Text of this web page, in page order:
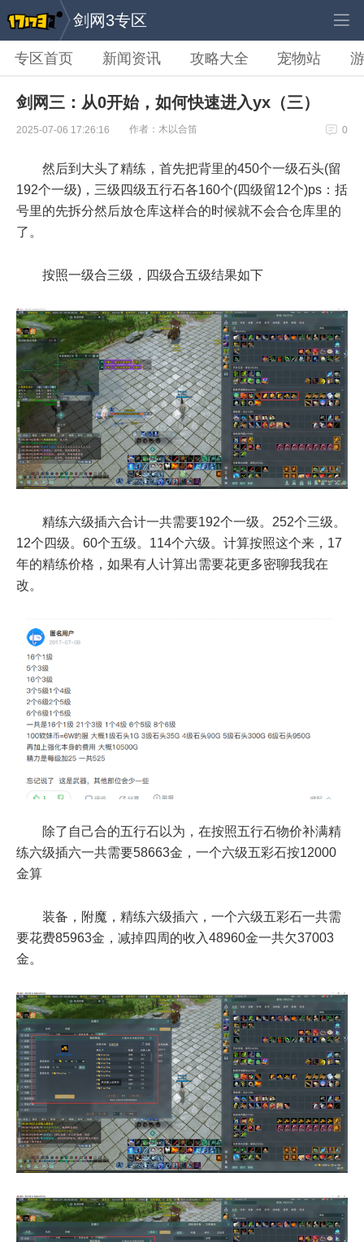
剑网3专区
专区首页 新闻资讯 攻略大全 宠物站
剑网三：从0开始，如何快速进入yx（三）
2025-07-06 17:26:16 作者：木以合笛 0
然后到大头了精练，首先把背里的450个一级石头(留
192个一级)，三级四级五行石各160个(四级留12个)ps：括
号里的先拆分然后放仓库这样合的时候就不会合仓库里的
了。
按照一级合三级，四级合五级结果如下
精练六级插六合计一共需要192个一级。252个三级。
12个四级。60个五级。114个六级。计算按照这个来，17
年的精练价格，如果有人计算出需要花更多密聊我我在
改。
除了自己合的五行石以为，在按照五行石物价补满精
练六级插六一共需要58663金，一个六级五彩石按12000
金算
装备，附魔，精练六级插六，一个六级五彩石一共需
要花费85963金，减掉四周的收入48960金一共欠37003
金。